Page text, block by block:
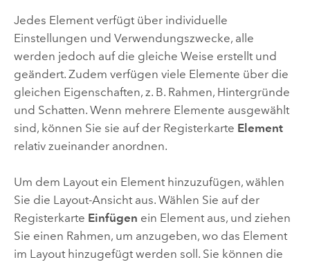
Jedes Element verfügt über individuelle
Einstellungen und Verwendungszwecke, alle
werden jedoch auf die gleiche Weise erstellt und
geändert. Zudem verfügen viele Elemente über die
gleichen Eigenschaften, z. B. Rahmen, Hintergründe
und Schatten. Wenn mehrere Elemente ausgewählt
sind, können Sie sie auf der Registerkarte Element
relativ zueinander anordnen.
Um dem Layout ein Element hinzuzufügen, wählen
Sie die Layout-Ansicht aus. Wählen Sie auf der
Registerkarte Einfügen ein Element aus, und ziehen
Sie einen Rahmen, um anzugeben, wo das Element
im Layout hinzugefügt werden soll. Sie können die